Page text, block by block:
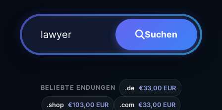
Suchen
BELIEBTE ENDUNGEN .de €33,00 EUR
.shop €103,00 EUR .com €33,00 EUR